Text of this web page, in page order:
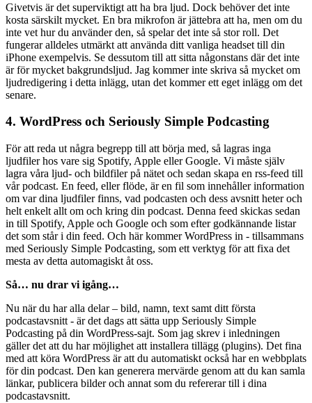
Givetvis är det superviktigt att ha bra ljud. Dock behöver det inte
kosta särskilt mycket. En bra mikrofon är jättebra att ha, men om du
inte vet hur du använder den, så spelar det inte så stor roll. Det
fungerar alldeles utmärkt att använda ditt vanliga headset till din
iPhone exempelvis. Se dessutom till att sitta någonstans där det inte
är för mycket bakgrundsljud. Jag kommer inte skriva så mycket om
ljudredigering i detta inlägg, utan det kommer ett eget inlägg om det
senare.
4. WordPress och Seriously Simple Podcasting
För att reda ut några begrepp till att börja med, så lagras inga
ljudfiler hos vare sig Spotify, Apple eller Google. Vi måste själv
lagra våra ljud- och bildfiler på nätet och sedan skapa en rss-feed till
vår podcast. En feed, eller flöde, är en fil som innehåller information
om var dina ljudfiler finns, vad podcasten och dess avsnitt heter och
helt enkelt allt om och kring din podcast. Denna feed skickas sedan
in till Spotify, Apple och Google och som efter godkännande listar
det som står i din feed. Och här kommer WordPress in - tillsammans
med Seriously Simple Podcasting, som ett verktyg för att fixa det
mesta av detta automagiskt åt oss.
Så… nu drar vi igång…
Nu när du har alla delar – bild, namn, text samt ditt första
podcastavsnitt - är det dags att sätta upp Seriously Simple
Podcasting på din WordPress-sajt. Som jag skrev i inledningen
gäller det att du har möjlighet att installera tillägg (plugins). Det fina
med att köra WordPress är att du automatiskt också har en webbplats
för din podcast. Den kan generera mervärde genom att du kan samla
länkar, publicera bilder och annat som du refererar till i dina
podcastavsnitt.